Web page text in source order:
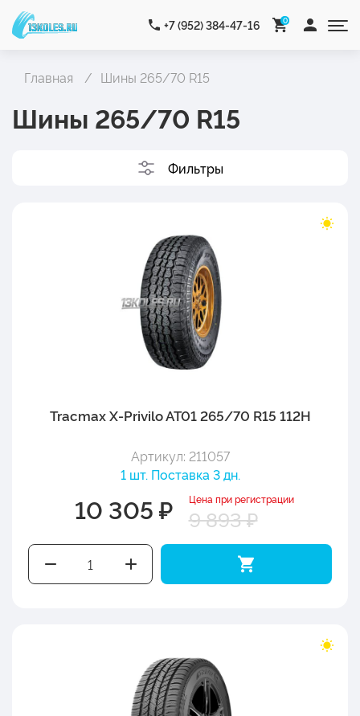
+7 (952) 384-47-16 0
Главная Шины 265/70 R15
Шины 265/70 R15
Фильтры
Tracmax X-Privilo AT01 265/70 R15 112H
Артикул: 211057
1 шт. Поставка 3 дн.
10 305 ₽ Цена при регистрации
9 893 ₽